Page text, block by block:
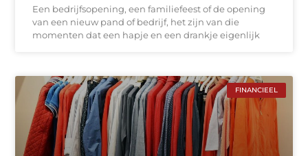
Een bedrijfsopening, een familiefeest of de opening
van een nieuw pand of bedrijf, het zijn van die
momenten dat een hapje en een drankje eigenlijk
FINANCIEEL